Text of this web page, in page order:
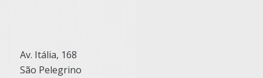
Av. Itália, 168
São Pelegrino